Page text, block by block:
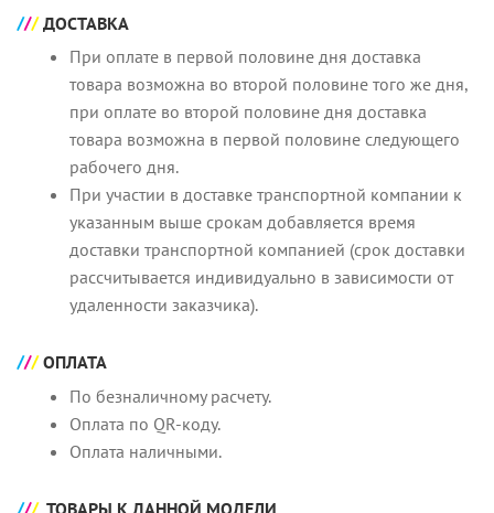
ДОСТАВКА
При оплате в первой половине дня доставка
товара возможна во второй половине того же дня,
при оплате во второй половине дня доставка
товара возможна в первой половине следующего
рабочего дня.
При участии в доставке транспортной компании к
указанным выше срокам добавляется время
доставки транспортной компанией (срок доставки
рассчитывается индивидуально в зависимости от
удаленности заказчика).
ОПЛАТА
По безналичному расчету.
Оплата по QR-коду.
Оплата наличными.